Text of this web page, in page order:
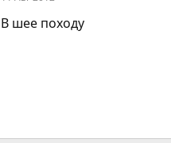
В шее походу